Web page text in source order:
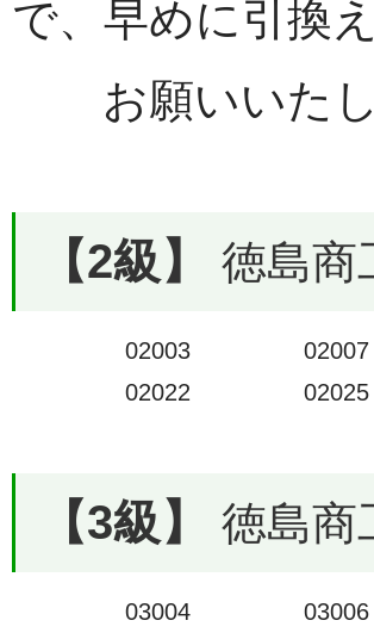
で、早めに引換
お願いいたし
【2級】 徳島商
02003 02007
02022
02025
【3級】 徳島商
03004 03006